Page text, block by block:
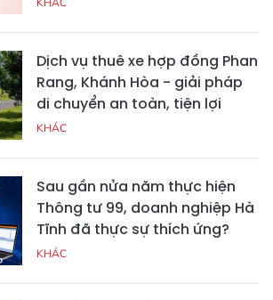
Dịch vụ thuê xe hợp đồng Phan
Rang, Khánh Hòa - giải pháp
di chuyển an toàn, tiện lợi
KHÁC
Sau gần nửa năm thực hiện
Thông tư 99, doanh nghiệp Hà
Tĩnh đã thực sự thích ứng?
KHÁC